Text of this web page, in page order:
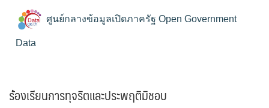
ศูนย์กลางข้อมูลเปิดภาครัฐ Open Government
Data
ร้องเรียนการทุจริตและประพฤติมิชอบ